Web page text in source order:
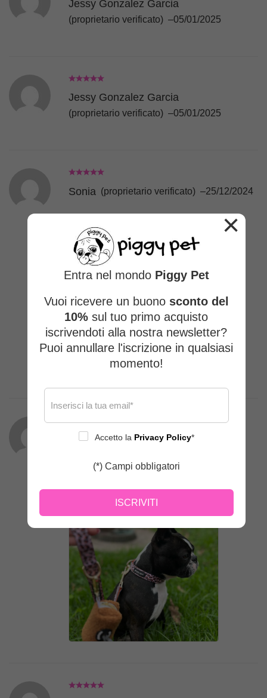
Jessy Gonzalez Garcia
(proprietario verificato) –05/01/2025
Jessy Gonzalez Garcia
(proprietario verificato) –05/01/2025
Sonia (proprietario verificato) –25/12/2024
Erica Gregori (proprietario verificato)
×
Entra nel mondo Piggy Pet
Vuoi ricevere un buono sconto del
10% sul tuo primo acquisto
iscrivendoti alla nostra newsletter?
Puoi annullare l'iscrizione in qualsiasi
momento!
Accetto la Privacy Policy*
(*) Campi obbligatori
ISCRIVITI